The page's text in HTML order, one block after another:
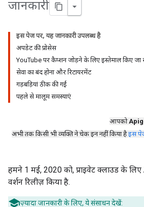
जानकारी
इस पेज पर, यह जानकारी उपलब्ध है
अपडेट की प्रोसेस
YouTube पर कैप्शन जोड़ने के लिए इस्तेमाल किए
सेवा का बंद होना और रिटायरमेंट
गड़बड़ियां ठीक की गईं
पहले से मालूम समस्याएं
आपको
अभी तक किसी भी व्यक्ति ने चेक इन नहीं किया हैइस
हमने 1 मई, 2020 को, प्राइवेट क्लाउड के
वर्शन रिलीज़ किया है.
ज़्यादा जानकारी के लिए, ये संसाधन देखें: